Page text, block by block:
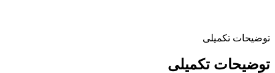
توضیحات تکمیلی
توضیحات تکمیلی